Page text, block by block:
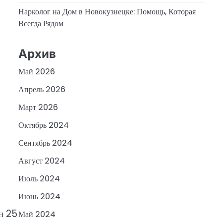
25
Нарколог на Дом в Новокузнецке: Помощь, Которая
Всегда Рядом
Архив
Май 2026
Апрель 2026
Март 2026
Октябрь 2024
Сентябрь 2024
Август 2024
Июль 2024
Июнь 2024
Май 2024